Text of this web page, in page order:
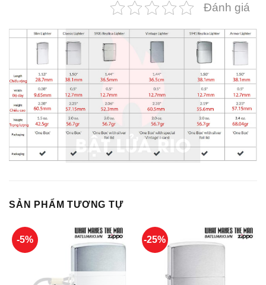
Đánh giá
SẢN PHẨM TƯƠNG TỰ
-5% -25%